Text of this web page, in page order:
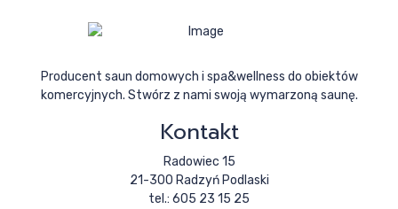
Producent saun domowych i spa&wellness do obiektów
komercyjnych. Stwórz z nami swoją wymarzoną saunę.
Kontakt
Radowiec 15
21-300 Radzyń Podlaski
tel.: 605 23 15 25